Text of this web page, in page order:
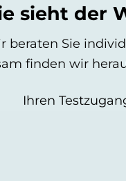
sieht der
beraten Sie
finden wir
Ihren